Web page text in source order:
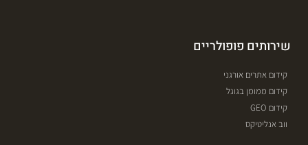
שירותים פופולריים
קידום אתרים אורגני
קידום ממומן בגוגל
קידום GEO
ווב אנליטיקס